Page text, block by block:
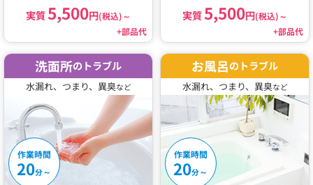
実質5,500円(税込)～
+部品代
実質5,500円(税込)～
+部品代
洗面所のトラブル
水漏れ、つまり、異臭など
作業時間
20分～
お風呂のトラブル
水漏れ、つまり、異臭など
作業時間
20分～